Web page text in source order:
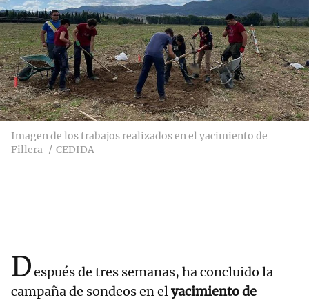
Imagen de los trabajos realizados en el yacimiento de
Fillera
CEDIDA
Después de tres semanas, ha concluido la
campaña de sondeos en elyacimiento de